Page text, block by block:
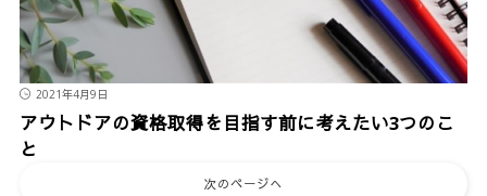
2021年4月9日
アウトドアの資格取得を目指す前に考えたい3つのこ
と
次のページへ